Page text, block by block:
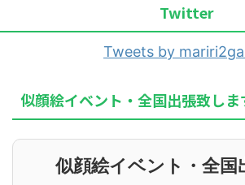
Twitter
Tweets by
似顔絵イベント・全国出張致しま
似顔絵イベント・全国